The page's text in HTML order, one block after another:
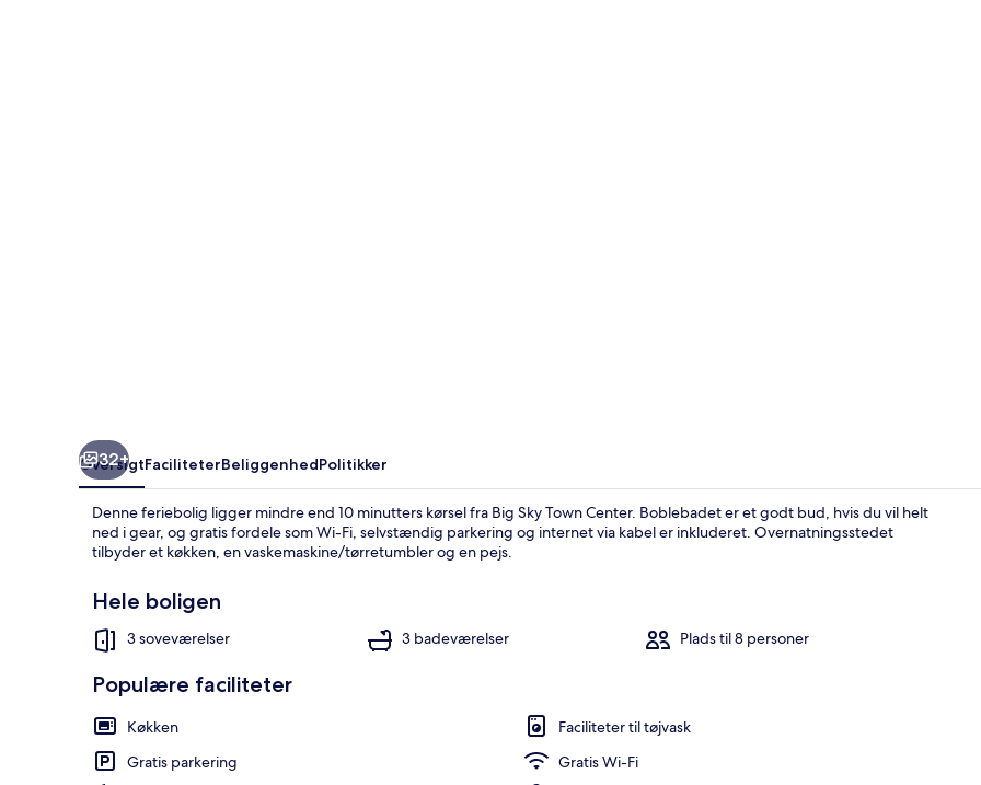
32+
OversigtFaciliteterBeliggenhedPolitikker
Denne feriebolig ligger mindre end 10 minutters kørsel fra Big Sky Town Center. Boblebadet er et godt bud, hvis du vil helt
ned i gear, og gratis fordele som Wi-Fi, selvstændig parkering og internet via kabel er inkluderet. Overnatningsstedet
tilbyder et køkken, en vaskemaskine/tørretumbler og en pejs.
Hele boligen
3 soveværelser 3 badeværelser Plads til 8 personer
Populære faciliteter
Køkken
Faciliteter til tøjvask
Gratis parkering
Gratis Wi-Fi